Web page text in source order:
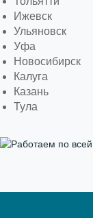
Ижевск
Ульяновск
Уфа
Новосибирск
Калуга
Казань
Тула